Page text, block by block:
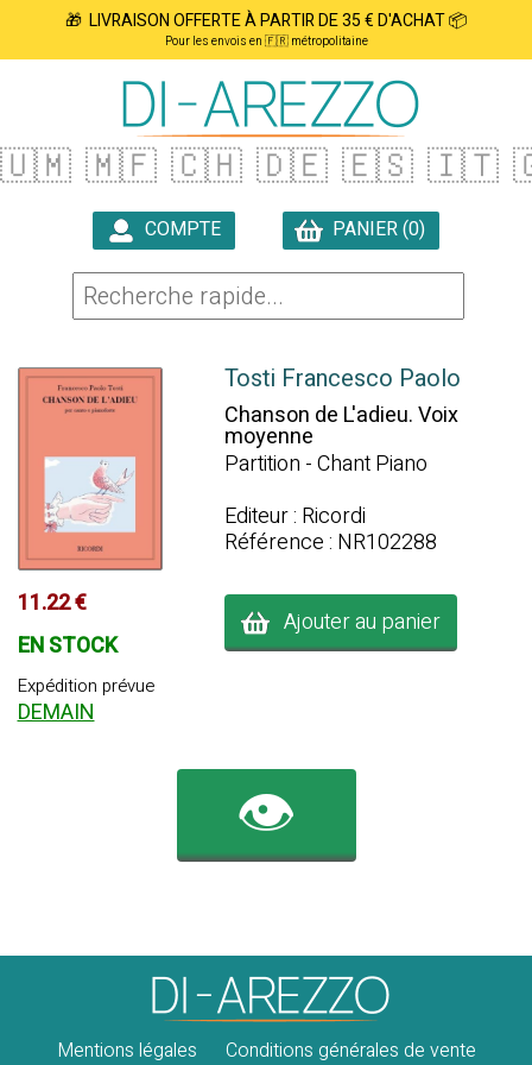
🎁 LIVRAISON OFFERTE À PARTIR DE 35 € D'ACHAT 📦
Pour les envois en 🇫🇷 métropolitaine
🇺🇲 🇲🇫 🇨🇭 🇩🇪 🇪🇸 🇮🇹
COMPTE
PANIER (0)
11.22 €
EN STOCK
Expédition prévue
DEMAIN
Tosti Francesco Paolo
Chanson de L'adieu. Voix
moyenne
Partition - Chant Piano
Editeur : Ricordi
Référence : NR102288
Ajouter au panier
👁️
Mentions légales Conditions générales de vente